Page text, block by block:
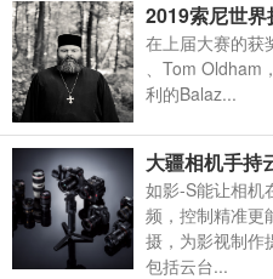
2019索尼世
在上届大赛的获
、Tom Oldham
利的Balaz...
大疆相机手持
如影-S能让相机
频，控制精准更
摄，为影视制作
包括云台...